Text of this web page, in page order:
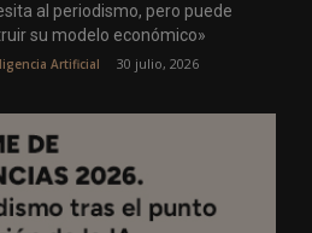
al periodismo, pero puede
su modelo económico»
Artificial 30 julio, 2026